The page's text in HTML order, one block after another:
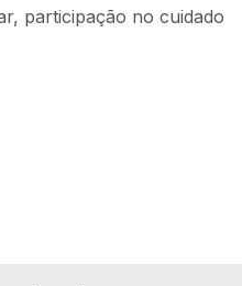
participação no cuidado